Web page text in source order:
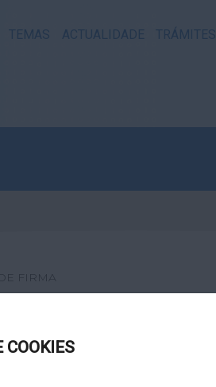
TEMAS ACTUALIDADE TRÁMITES
FIRMA